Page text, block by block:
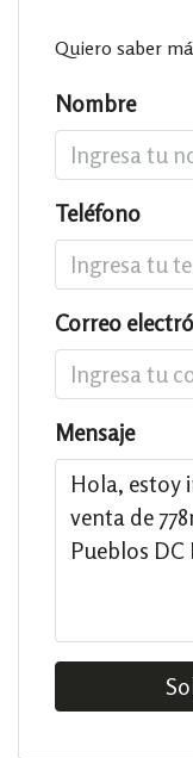
Quiero saber
Nombre
Teléfono
Correo
Mensaje